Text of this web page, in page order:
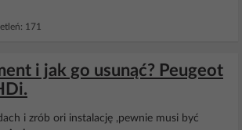
171
i jak go usunąć? Peugeot
i zrób ori instalację ,pewnie musi być